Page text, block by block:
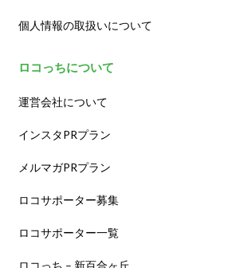
個人情報の取扱いについて
ロコっちについて
運営会社について
インスタPRプラン
メルマガPRプラン
ロコサポーター募集
ロコサポーター一覧
ロコっち – 新百合ヶ丘